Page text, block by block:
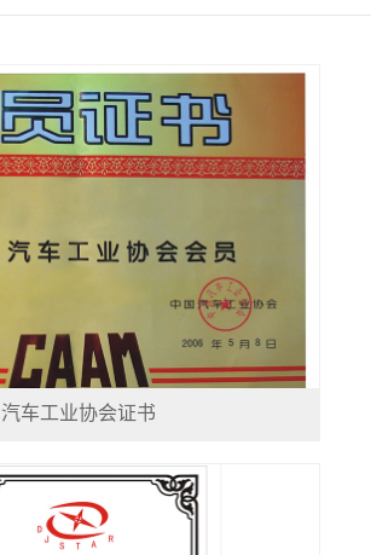
汽车工业协会证书